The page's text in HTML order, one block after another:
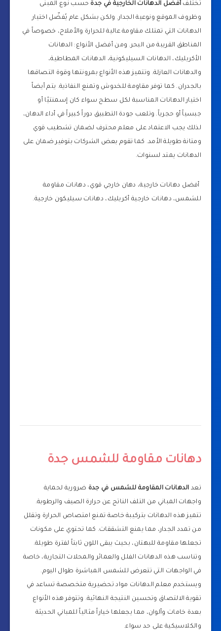
تختلف أفضل الدهانات الخارجية في جدة حسب نوع المبنى
وظروف الموقع ونوعية الجدار. ولكن بشكل عام يُفضّل اختيار
الدهانات التي تمتلك مقاومة عالية للحرارة والأملاح، خصوصاً في
المناطق القريبة من البحر. ومن أفضل الأنواع: الدهانات
الأكريليك، الدهانات السيليكونية، الدهانات المطاطية،
والدهانات العازلة. وتتميز هذه الأنواع بمرونتها وقوة التصاقها
بالجدران. كما توفر مقاومة للخدوش وتمنع النفاذية. يتم أيضاً
اختيار الدهانات المناسبة لكل سطح سواء كان إسمنتيًا أو
جبسياً أو حجرياً. وتلعب جودة التطبيق دوراً كبيراً في أداء الدهان،
لذلك يجب الاعتماد على معلم محترف لضمان تشطيب قوي
ومتانة طويلة الأمد. كما تقوم بعض الشركات بتوفير ضمان على
الدهانات يمتد لسنوات.
أفضل دهانات خارجية، دهان خارجي قوي، دهانات مقاومة
للشمس، دهانات خارجية أكريليك، دهانات سيليكون خارجية.
دهانات مقاومة للشمس جدة
تعد الدهانات المقاومة للشمس في جدة ضرورية لحماية
واجهات المباني من التلف الناتج عن حرارة الصيف والرطوبة.
تتميز هذه الدهانات بتركيبة خاصة تمنع امتصاص الحرارة وتقلل
من تمدد الجدار، مما يمنع التشققات. كما تحتوي على مكونات
تجعلها مقاومة للبهتان، بحيث يبقى اللون ثابتاً لفترة طويلة.
وتناسب هذه الدهانات الفلل والعمائر والمحلات التجارية، خاصة
في الواجهات التي تتعرض للشمس المباشرة طوال اليوم.
ويستخدم معلم الدهانات مواد تحضيرية متخصصة تساعد في
تقوية الالتصاق وتحسين النتيجة النهائية. وتتوفر هذه الأنواع
بعدة خامات وألوان، مما يجعلها خياراً مثالياً للمباني الحديثة
والكلاسيكية على حد سواء.